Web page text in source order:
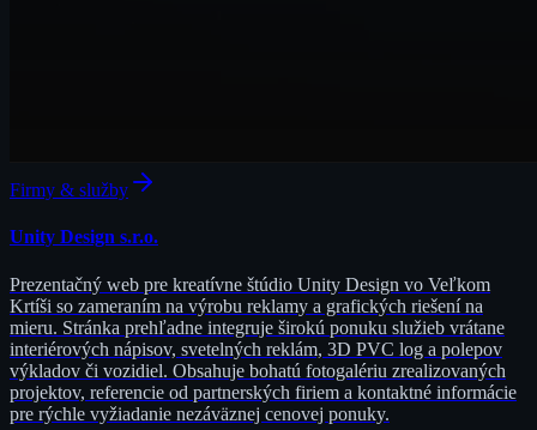
Firmy & služby
Unity Design s.r.o.
Prezentačný web pre kreatívne štúdio Unity Design vo Veľkom
Krtíši so zameraním na výrobu reklamy a grafických riešení na
mieru. Stránka prehľadne integruje širokú ponuku služieb vrátane
interiérových nápisov, svetelných reklám, 3D PVC log a polepov
výkladov či vozidiel. Obsahuje bohatú fotogalériu zrealizovaných
projektov, referencie od partnerských firiem a kontaktné informácie
pre rýchle vyžiadanie nezáväznej cenovej ponuky.